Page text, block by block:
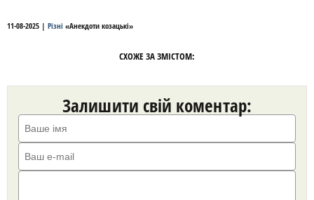
11-08-2025 | Різні «Анекдоти козацькі»
СХОЖЕ ЗА ЗМІСТОМ:
Залишити свій коментар: